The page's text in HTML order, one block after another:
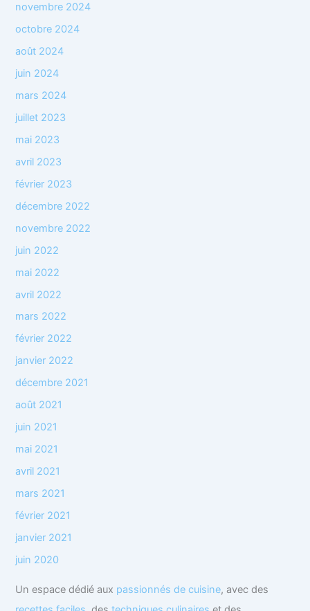
novembre 2024
octobre 2024
août 2024
juin 2024
mars 2024
juillet 2023
mai 2023
avril 2023
février 2023
décembre 2022
novembre 2022
juin 2022
mai 2022
avril 2022
mars 2022
février 2022
janvier 2022
décembre 2021
août 2021
juin 2021
mai 2021
avril 2021
mars 2021
février 2021
janvier 2021
juin 2020
Un espace dédié aux passionnés de cuisine, avec des